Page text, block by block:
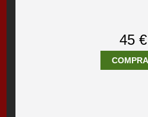
45 €